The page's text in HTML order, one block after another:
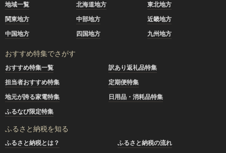
地域一覧 北海道地方
東北地方
関東地方
中部地方
近畿地方
中国地方
四国地方 九州地方
おすすめ特集でさがす
おすすめ特集一覧
訳あり返礼品特集
担当者おすすめ特集
定期便特集
地元が誇る家電特集
日用品・消耗品特集
ふるなび限定特集
ふるさと納税を知る
ふるさと納税とは？
ふるさと納税の流れ